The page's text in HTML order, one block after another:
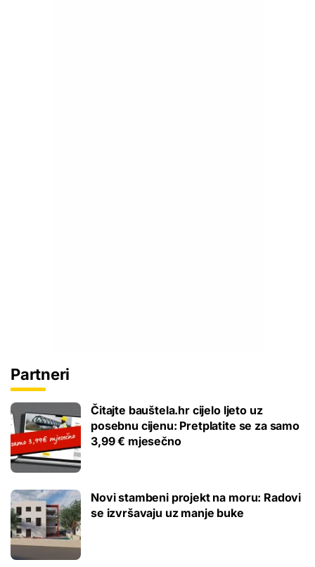
Partneri
Čitajte bauštela.hr cijelo ljeto uz
posebnu cijenu: Pretplatite se za samo
3,99 € mjesečno
Novi stambeni projekt na moru: Radovi
se izvršavaju uz manje buke